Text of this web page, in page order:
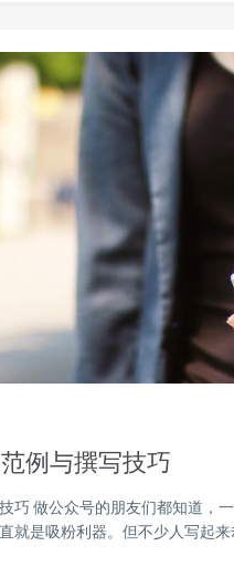
例与撰写技巧
巧 做公众号的朋友们都知道，
就是吸粉利器。但不少人写起